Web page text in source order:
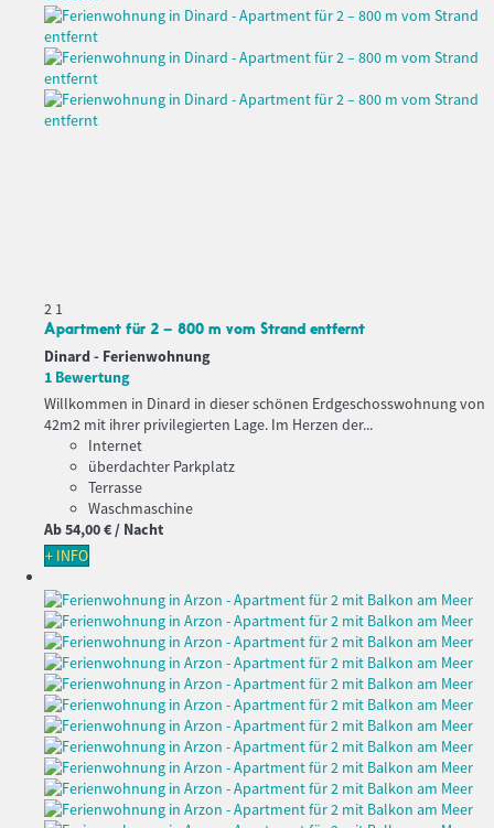
2 1
Apartment für 2 – 800 m vom Strand entfernt
Dinard - Ferienwohnung
1 Bewertung
Willkommen in Dinard in dieser schönen Erdgeschosswohnung von
42m2 mit ihrer privilegierten Lage. Im Herzen der...
Internet
überdachter Parkplatz
Terrasse
Waschmaschine
Ab54,00 €/ Nacht
+ INFO